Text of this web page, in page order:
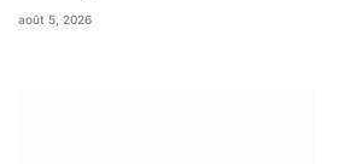
août 5, 2026